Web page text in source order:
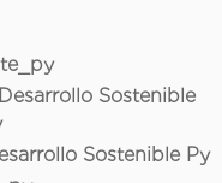
Sostenible
Sostenible Py